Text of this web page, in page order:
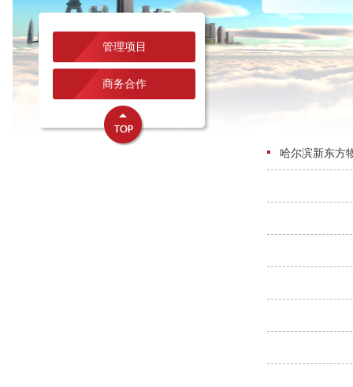
管理项目
商务合作
哈尔滨新东方